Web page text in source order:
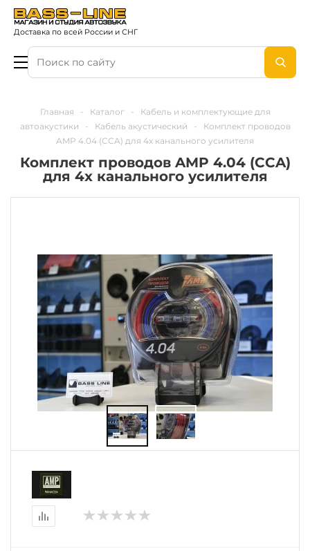
Доставка по всей России и СНГ
Главная - Каталог -
Кабель и комплектующие для
автоакустики
- Кабель акустический -
Комплект проводов
AMP 4.04 (CCA) для 4х канального усилителя
Комплект проводов AMP 4.04 (CCA)
для 4х канального усилителя